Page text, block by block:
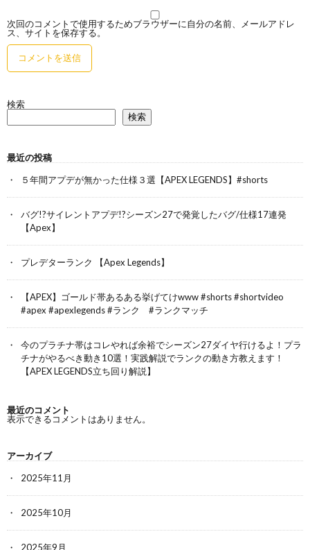
次回のコメントで使用するためブラウザーに自分の名前、メールアドレ
ス、サイトを保存する。
検索
検索
最近の投稿
５年間アプデが無かった仕様３選【APEX LEGENDS】#shorts
バグ!?サイレントアプデ!?シーズン27で発覚したバグ/仕様17連発
【Apex】
プレデターランク 【Apex Legends】
【APEX】ゴールド帯あるある挙げてけwww #shorts #shortvideo
#apex #apexlegends #ランク #ランクマッチ
今のプラチナ帯はコレやれば余裕でシーズン27ダイヤ行けるよ！プラ
チナがやるべき動き10選！実践解説でランクの動き方教えます！
【APEX LEGENDS立ち回り解説】
最近のコメント
表示できるコメントはありません。
アーカイブ
2025年11月
2025年10月
2025年9月